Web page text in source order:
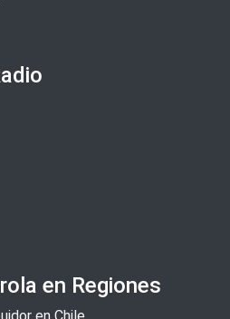
en Regiones